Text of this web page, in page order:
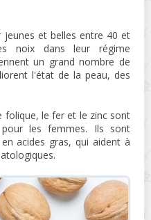
et belles entre 40 et
noix dans leur régime
un grand nombre de
l'état de la peau, des
folique, le fer et le zinc sont
pour les femmes. Ils sont
acides gras, qui aident à